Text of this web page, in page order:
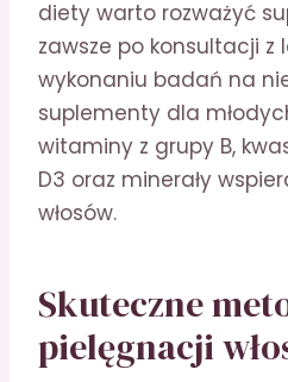
diety warto rozważyć
zawsze po konsultacji z
wykonaniu badań na
suplementy dla
witaminy z grupy B,
D3 oraz minerały
włosów.
Skuteczne
pielęgnacji